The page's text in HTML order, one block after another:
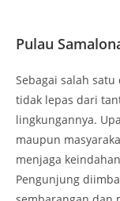
Pengunjung
sembarangan dan
berwisata.
Beberapa
program
akibat aktivitas
dapat
tetap mematuhi